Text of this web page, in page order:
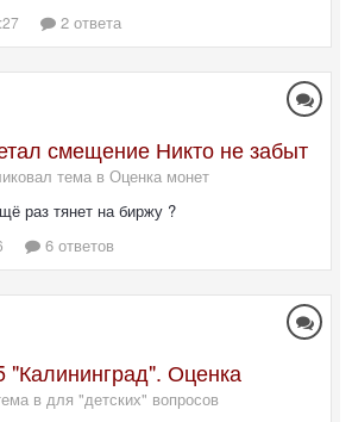
2 ответа
смещение Никто не забыт
тема в Оценка монет
раз тянет на биржу ?
6 ответов
"Калининград". Оценка
в для "детских" вопросов